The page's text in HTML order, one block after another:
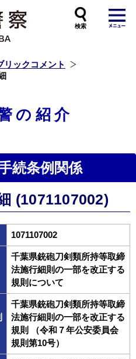
リックコメント
の紹介
続条例関係
(1071107002)
1071107002
千葉県銃砲刀剣類所持等取締
法施行細則の一部を改正する
規則について
千葉県銃砲刀剣類所持等取締
法施行細則の一部を改正する
規則 （令和７年公安委員会
規則第10号）